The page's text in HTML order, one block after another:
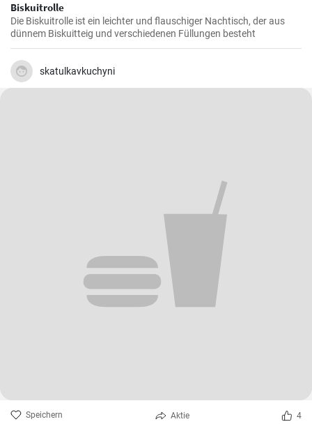
Biskuitrolle
Die Biskuitrolle ist ein leichter und flauschiger Nachtisch, der aus
dünnem Biskuitteig und verschiedenen Füllungen besteht
skatulkavkuchyni
Speichern Aktie 4